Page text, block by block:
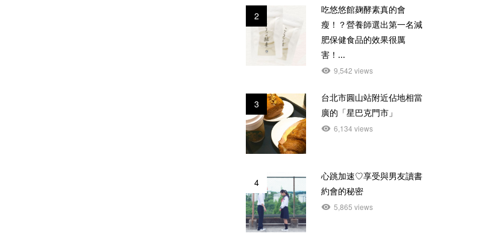
2
吃悠悠館麹酵素真的會
瘦！？營養師選出第一名減
肥保健食品的效果很厲
害！...
9,542 views
3
台北市圓山站附近佔地相當
廣的「星巴克門市」
6,134 views
4
心跳加速♡享受與男友讀書
約會的秘密
5,865 views